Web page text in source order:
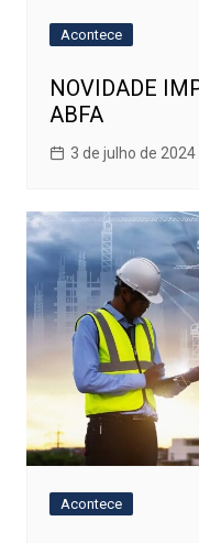
Acontece
NOVIDADE
ABFA
3 de julho de 2024
Acontece